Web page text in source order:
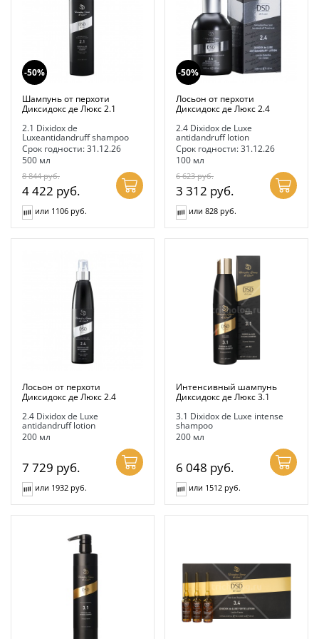
-50%
Шампунь от перхоти
Диксидокс де Люкс 2.1
2.1 Dixidox de
Luxeantidandruff shampoo
Срок годности: 31.12.26
500 мл
8 844руб.
4 422 руб.
или 1106 руб.
-50%
Лосьон от перхоти
Диксидокс де Люкс 2.4
2.4 Dixidox de Luxe
antidandruff lotion
Срок годности: 31.12.26
100 мл
6 623руб.
3 312 руб.
или 828 руб.
Лосьон от перхоти
Диксидокс де Люкс 2.4
2.4 Dixidox de Luxe
antidandruff lotion
200 мл
7 729 руб.
или 1932 руб.
Интенсивный шампунь
Диксидокс де Люкс 3.1
3.1 Dixidox de Luxe intense
shampoo
200 мл
6 048 руб.
или 1512 руб.